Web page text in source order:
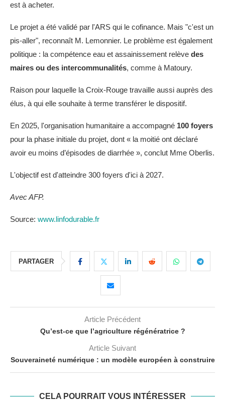
est à acheter.
Le projet a été validé par l'ARS qui le cofinance. Mais "c'est un
pis-aller", reconnaît M. Lemonnier. Le problème est également
politique : la compétence eau et assainissement relève des
maires ou des intercommunalités, comme à Matoury.
Raison pour laquelle la Croix-Rouge travaille aussi auprès des
élus, à qui elle souhaite à terme transférer le dispositif.
En 2025, l'organisation humanitaire a accompagné 100 foyers
pour la phase initiale du projet, dont « la moitié ont déclaré
avoir eu moins d’épisodes de diarrhée », conclut Mme Oberlis.
L'objectif est d'atteindre 300 foyers d'ici à 2027.
Avec AFP.
Source: www.linfodurable.fr
PARTAGER
Article Précédent
Qu’est-ce que l’agriculture régénératrice ?
Article Suivant
Souveraineté numérique : un modèle européen à construire
CELA POURRAIT VOUS INTÉRESSER